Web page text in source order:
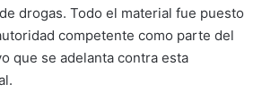
drogas. Todo el material fue puesto
competente como parte del
que se adelanta contra esta